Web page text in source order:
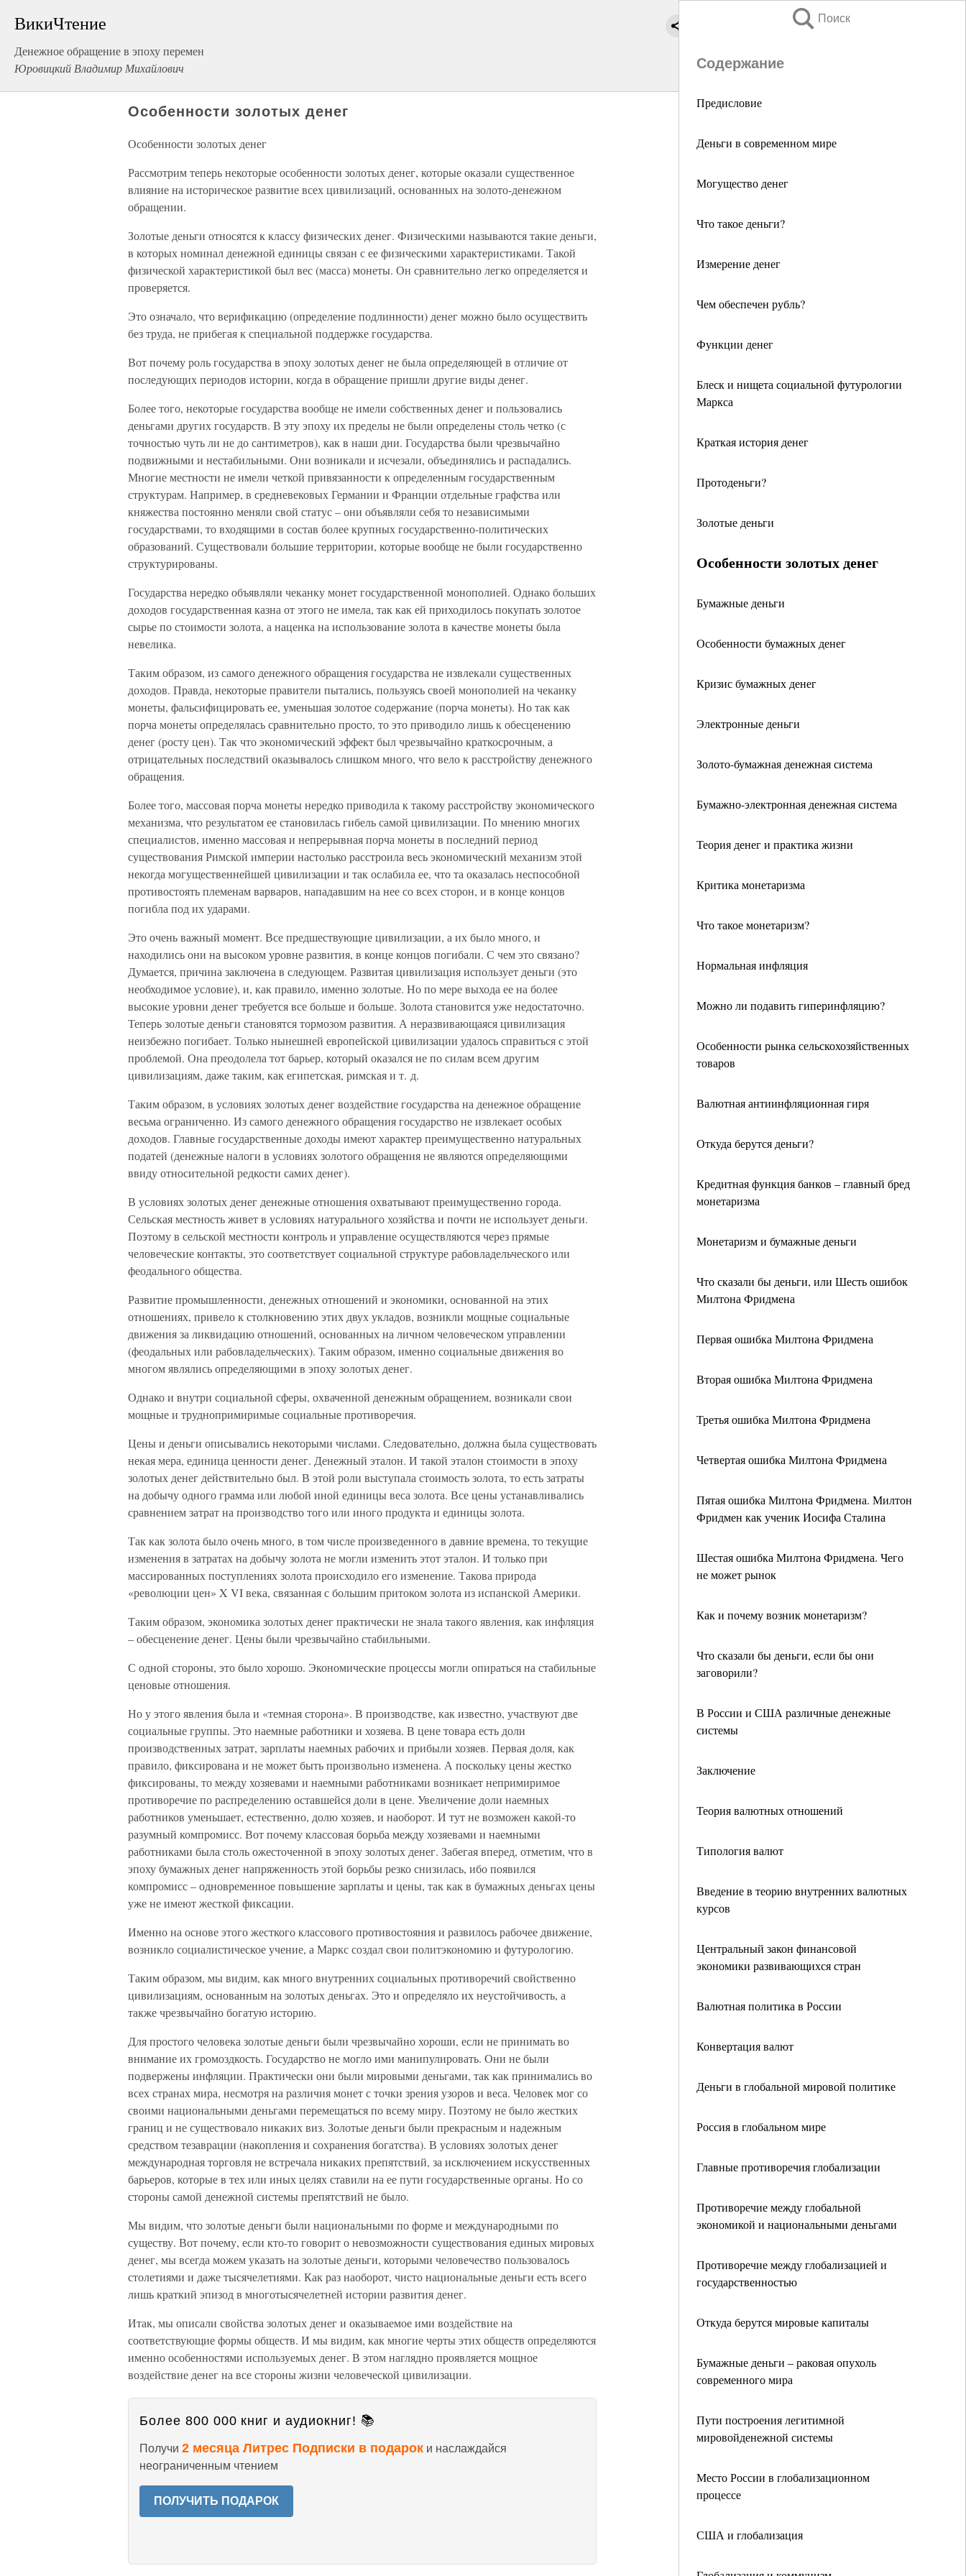
ВикиЧтение
Денежное обращение в эпоху перемен
Юровицкий Владимир Михайлович
Поиск
Содержание
Предисловие
Деньги в современном мире
Могущество денег
Что такое деньги?
Измерение денег
Чем обеспечен рубль?
Функции денег
Блеск и нищета социальной футурологии
Маркса
Краткая история денег
Протоденьги?
Золотые деньги
Особенности золотых денег
Бумажные деньги
Особенности бумажных денег
Кризис бумажных денег
Электронные деньги
Золото-бумажная денежная система
Бумажно-электронная денежная система
Теория денег и практика жизни
Критика монетаризма
Что такое монетаризм?
Нормальная инфляция
Можно ли подавить гиперинфляцию?
Особенности рынка сельскохозяйственных
товаров
Валютная антиинфляционная гиря
Откуда берутся деньги?
Кредитная функция банков – главный бред
монетаризма
Монетаризм и бумажные деньги
Что сказали бы деньги, или Шесть ошибок
Милтона Фридмена
Первая ошибка Милтона Фридмена
Вторая ошибка Милтона Фридмена
Третья ошибка Милтона Фридмена
Четвертая ошибка Милтона Фридмена
Пятая ошибка Милтона Фридмена. Милтон
Фридмен как ученик Иосифа Сталина
Шестая ошибка Милтона Фридмена. Чего
не может рынок
Как и почему возник монетаризм?
Что сказали бы деньги, если бы они
заговорили?
В России и США различные денежные
системы
Заключение
Теория валютных отношений
Типология валют
Введение в теорию внутренних валютных
курсов
Центральный закон финансовой
экономики развивающихся стран
Валютная политика в России
Конвертация валют
Деньги в глобальной мировой политике
Россия в глобальном мире
Главные противоречия глобализации
Противоречие между глобальной
экономикой и национальными деньгами
Противоречие между глобализацией и
государственностью
Откуда берутся мировые капиталы
Бумажные деньги – раковая опухоль
современного мира
Пути построения легитимной
мировойденежной системы
Место России в глобализационном
процессе
США и глобализация
Особенности золотых денег
Особенности золотых денег
Рассмотрим теперь некоторые особенности золотых денег, которые оказали существенное
влияние на историческое развитие всех цивилизаций, основанных на золото-денежном
обращении.
Золотые деньги относятся к классу физических денег. Физическими называются такие деньги,
в которых номинал денежной единицы связан с ее физическими характеристиками. Такой
физической характеристикой был вес (масса) монеты. Он сравнительно легко определяется и
проверяется.
Это означало, что верификацию (определение подлинности) денег можно было осуществить
без труда, не прибегая к специальной поддержке государства.
Вот почему роль государства в эпоху золотых денег не была определяющей в отличие от
последующих периодов истории, когда в обращение пришли другие виды денег.
Более того, некоторые государства вообще не имели собственных денег и пользовались
деньгами других государств. В эту эпоху их пределы не были определены столь четко (с
точностью чуть ли не до сантиметров), как в наши дни. Государства были чрезвычайно
подвижными и нестабильными. Они возникали и исчезали, объединялись и распадались.
Многие местности не имели четкой привязанности к определенным государственным
структурам. Например, в средневековых Германии и Франции отдельные графства или
княжества постоянно меняли свой статус – они объявляли себя то независимыми
государствами, то входящими в состав более крупных государственно-политических
образований. Существовали большие территории, которые вообще не были государственно
структурированы.
Государства нередко объявляли чеканку монет государственной монополией. Однако больших
доходов государственная казна от этого не имела, так как ей приходилось покупать золотое
сырье по стоимости золота, а наценка на использование золота в качестве монеты была
невелика.
Таким образом, из самого денежного обращения государства не извлекали существенных
доходов. Правда, некоторые правители пытались, пользуясь своей монополией на чеканку
монеты, фальсифицировать ее, уменьшая золотое содержание (порча монеты). Но так как
порча монеты определялась сравнительно просто, то это приводило лишь к обесценению
денег (росту цен). Так что экономический эффект был чрезвычайно краткосрочным, а
отрицательных последствий оказывалось слишком много, что вело к расстройству денежного
обращения.
Более того, массовая порча монеты нередко приводила к такому расстройству экономического
механизма, что результатом ее становилась гибель самой цивилизации. По мнению многих
специалистов, именно массовая и непрерывная порча монеты в последний период
существования Римской империи настолько расстроила весь экономический механизм этой
некогда могущественнейшей цивилизации и так ослабила ее, что та оказалась неспособной
противостоять племенам варваров, нападавшим на нее со всех сторон, и в конце концов
погибла под их ударами.
Это очень важный момент. Все предшествующие цивилизации, а их было много, и
находились они на высоком уровне развития, в конце концов погибали. С чем это связано?
Думается, причина заключена в следующем. Развитая цивилизация использует деньги (это
необходимое условие), и, как правило, именно золотые. Но по мере выхода ее на более
высокие уровни денег требуется все больше и больше. Золота становится уже недостаточно.
Теперь золотые деньги становятся тормозом развития. А неразвивающаяся цивилизация
неизбежно погибает. Только нынешней европейской цивилизации удалось справиться с этой
проблемой. Она преодолела тот барьер, который оказался не по силам всем другим
цивилизациям, даже таким, как египетская, римская и т. д.
Таким образом, в условиях золотых денег воздействие государства на денежное обращение
весьма ограниченно. Из самого денежного обращения государство не извлекает особых
доходов. Главные государственные доходы имеют характер преимущественно натуральных
податей (денежные налоги в условиях золотого обращения не являются определяющими
ввиду относительной редкости самих денег).
В условиях золотых денег денежные отношения охватывают преимущественно города.
Сельская местность живет в условиях натурального хозяйства и почти не использует деньги.
Поэтому в сельской местности контроль и управление осуществляются через прямые
человеческие контакты, это соответствует социальной структуре рабовладельческого или
феодального общества.
Развитие промышленности, денежных отношений и экономики, основанной на этих
отношениях, привело к столкновению этих двух укладов, возникли мощные социальные
движения за ликвидацию отношений, основанных на личном человеческом управлении
(феодальных или рабовладельческих). Таким образом, именно социальные движения во
многом являлись определяющими в эпоху золотых денег.
Однако и внутри социальной сферы, охваченной денежным обращением, возникали свои
мощные и труднопримиримые социальные противоречия.
Цены и деньги описывались некоторыми числами. Следовательно, должна была существовать
некая мера, единица ценности денег. Денежный эталон. И такой эталон стоимости в эпоху
золотых денег действительно был. В этой роли выступала стоимость золота, то есть затраты
на добычу одного грамма или любой иной единицы веса золота. Все цены устанавливались
сравнением затрат на производство того или иного продукта и единицы золота.
Так как золота было очень много, в том числе произведенного в давние времена, то текущие
изменения в затратах на добычу золота не могли изменить этот эталон. И только при
массированных поступлениях золота происходило его изменение. Такова природа
«революции цен» X VI века, связанная с большим притоком золота из испанской Америки.
Таким образом, экономика золотых денег практически не знала такого явления, как инфляция
– обесценение денег. Цены были чрезвычайно стабильными.
С одной стороны, это было хорошо. Экономические процессы могли опираться на стабильные
ценовые отношения.
Но у этого явления была и «темная сторона». В производстве, как известно, участвуют две
социальные группы. Это наемные работники и хозяева. В цене товара есть доли
производственных затрат, зарплаты наемных рабочих и прибыли хозяев. Первая доля, как
правило, фиксирована и не может быть произвольно изменена. А поскольку цены жестко
фиксированы, то между хозяевами и наемными работниками возникает непримиримое
противоречие по распределению оставшейся доли в цене. Увеличение доли наемных
работников уменьшает, естественно, долю хозяев, и наоборот. И тут не возможен какой-то
разумный компромисс. Вот почему классовая борьба между хозяевами и наемными
работниками была столь ожесточенной в эпоху золотых денег. Забегая вперед, отметим, что в
эпоху бумажных денег напряженность этой борьбы резко снизилась, ибо появился
компромисс – одновременное повышение зарплаты и цены, так как в бумажных деньгах цены
уже не имеют жесткой фиксации.
Именно на основе этого жесткого классового противостояния и развилось рабочее движение,
возникло социалистическое учение, а Маркс создал свои политэкономию и футурологию.
Таким образом, мы видим, как много внутренних социальных противоречий свойственно
цивилизациям, основанным на золотых деньгах. Это и определяло их неустойчивость, а
также чрезвычайно богатую историю.
Для простого человека золотые деньги были чрезвычайно хороши, если не принимать во
внимание их громоздкость. Государство не могло ими манипулировать. Они не были
подвержены инфляции. Практически они были мировыми деньгами, так как принимались во
всех странах мира, несмотря на различия монет с точки зрения узоров и веса. Человек мог со
своими национальными деньгами перемещаться по всему миру. Поэтому не было жестких
границ и не существовало никаких виз. Золотые деньги были прекрасным и надежным
средством тезаврации (накопления и сохранения богатства). В условиях золотых денег
международная торговля не встречала никаких препятствий, за исключением искусственных
барьеров, которые в тех или иных целях ставили на ее пути государственные органы. Но со
стороны самой денежной системы препятствий не было.
Мы видим, что золотые деньги были национальными по форме и международными по
существу. Вот почему, если кто-то говорит о невозможности существования единых мировых
денег, мы всегда можем указать на золотые деньги, которыми человечество пользовалось
столетиями и даже тысячелетиями. Как раз наоборот, чисто национальные деньги есть всего
лишь краткий эпизод в многотысячелетней истории развития денег.
Итак, мы описали свойства золотых денег и оказываемое ими воздействие на
соответствующие формы обществ. И мы видим, как многие черты этих обществ определяются
именно особенностями используемых денег. В этом наглядно проявляется мощное
воздействие денег на все стороны жизни человеческой цивилизации.
Более 800 000 книг и аудиокниг! 📚
Получи 2 месяца Литрес Подписки в подарок и наслаждайся
неограниченным чтением
ПОЛУЧИТЬ ПОДАРОК